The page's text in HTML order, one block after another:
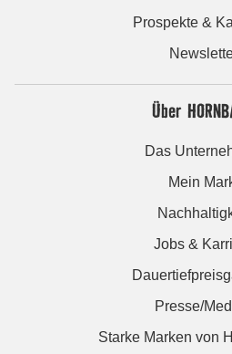
Prospekte &
Über
Das
Mein
Jobs &
Presse/
Starke Marken von